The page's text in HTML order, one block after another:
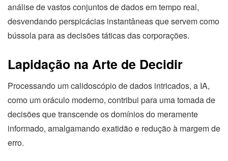
análise de vastos conjuntos de dados em tempo real,
desvendando perspicácias instantâneas que servem como
bússola para as decisões táticas das corporações.
Lapidação na Arte de Decidir
Processando um calidoscópio de dados intricados, a IA,
como um oráculo moderno, contribui para uma tomada de
decisões que transcende os domínios do meramente
informado, amalgamando exatidão e redução à margem de
erro.